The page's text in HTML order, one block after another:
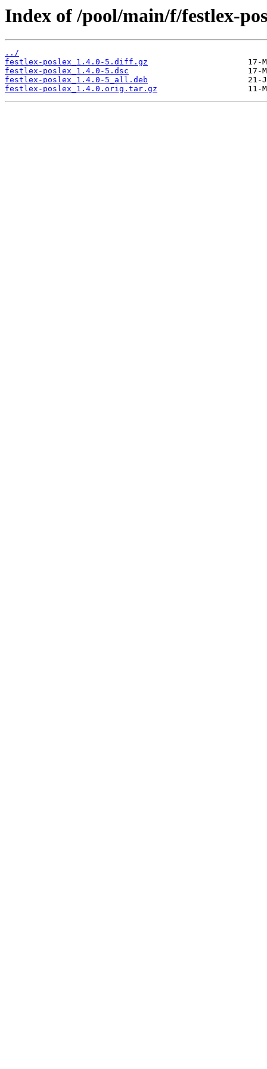
Index of /pool/main/f/festlex-
../
festlex-poslex_1.4.0-5.diff.gz
festlex-poslex_1.4.0-5.dsc
festlex-poslex_1.4.0-5_all.deb
festlex-poslex_1.4.0.orig.tar.gz